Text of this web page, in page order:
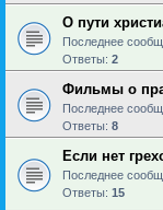
О пути
Последнее
Ответы: 2
Фильмы о
Последнее
Ответы: 8
Если нет
Последнее
Ответы: 15